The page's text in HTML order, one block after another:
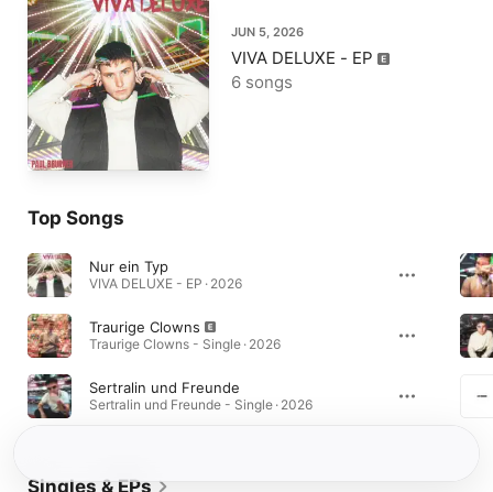
JUN 5, 2026
VIVA DELUXE - EP
6 songs
Top Songs
Nur ein Typ
VIVA DELUXE - EP · 2026
Traurige Clowns
Traurige Clowns - Single · 2026
Sertralin und Freunde
Sertralin und Freunde - Single · 2026
Singles & EPs